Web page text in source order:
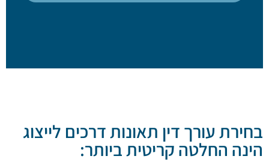
בחירת עורך דין תאונות דרכים לייצוג
הינה החלטה קריטית ביותר: